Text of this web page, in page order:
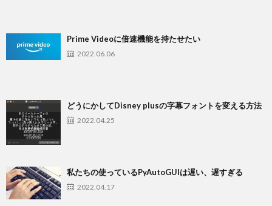
Prime Videoに倍速機能を持たせたい
2022.06.06
どうにかしてDisney plusの字幕フォントを変える方法
2022.04.25
私たちの使っているPyAutoGUIは遅い、遅すぎる
2022.04.17